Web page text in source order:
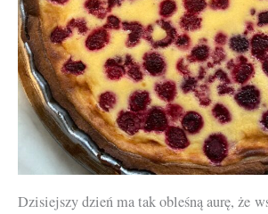
Dzisiejszy dzień ma tak obleśną aurę, że